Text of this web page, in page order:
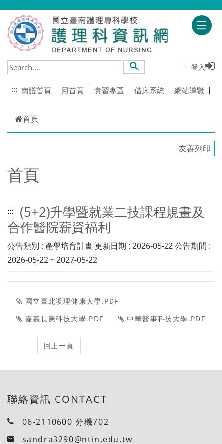
搜尋 登入
::: 南護首頁 回首頁 實習專區 借床系統 網站導覽
首頁
首頁
:::
(5+2)升學暨就業二技課程規畫及
合作醫院薪資福利
公告類別 : 產學培育計畫 更新日期 : 2026-05-22 公告期間 :
2026-05-22 ~ 2027-05-22
國立臺北護理健康大學.PDF
嘉義長庚科技大學.PDF
中華醫事科技大學.PDF
聯絡資訊 CONTACT
06-2110600 分機702
sandra3290@ntin.edu.tw